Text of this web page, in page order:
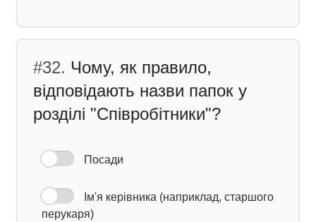
#32. Чому, як правило,
відповідають назви папок у
розділі "Співробітники"?
Посади
Ім'я керівника (наприклад, старшого
перукаря)